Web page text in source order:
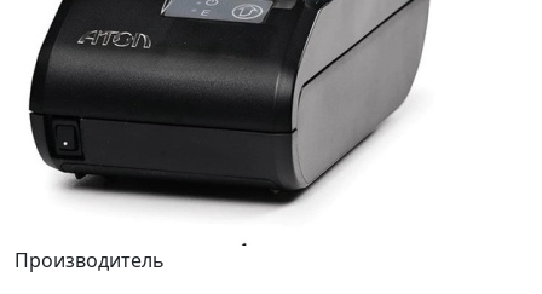
Производитель